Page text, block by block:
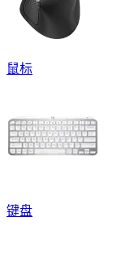
鼠标
键盘